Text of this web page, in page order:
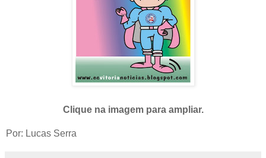
Clique na imagem para ampliar.
Por: Lucas Serra